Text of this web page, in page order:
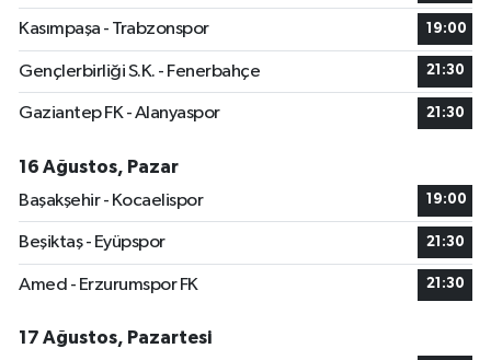
Kasımpaşa - Trabzonspor 19:00
Gençlerbirliği S.K. - Fenerbahçe 21:30
Gaziantep FK - Alanyaspor 21:30
16 Ağustos, Pazar
Başakşehir - Kocaelispor
19:00
Beşiktaş - Eyüpspor 21:30
Amed - Erzurumspor FK 21:30
17 Ağustos, Pazartesi